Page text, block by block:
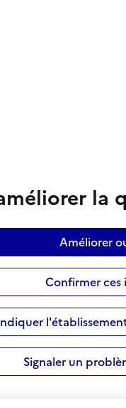
la
Améliorer
Confirmer
Signaler un